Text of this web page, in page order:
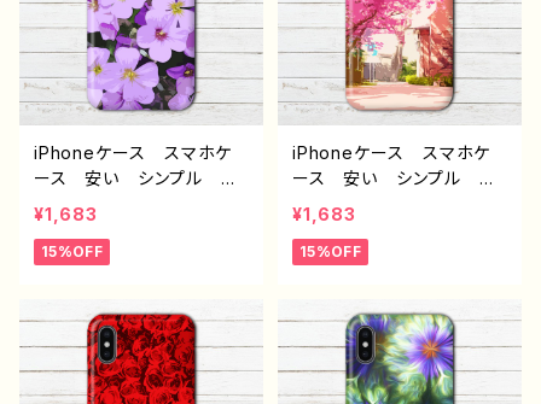
グッズ タイトル：紫陽花
ザイン グッズ タイトル：
ブルーフラワーズ J1-9
iPhoneケース スマホケ
ース 安い シンプル 花
柄 おしゃれ かわいい
レディース 個性的 おす
すめ 人気 クリエイタ
Xperia Googlepixel
Galaxy Android アンド
ロイド ケース ノンブラン
¥1,683
15%OFF
iPhoneケース スマホケ
ース 安い シンプル 花
柄 おしゃれ かわいい
かっこいい エモい メン
ズ レディース 個性的
11 AQUOS sense 4 5 6
Xperia Googlepixel
Galaxy Android ア
¥1,683
15%OFF